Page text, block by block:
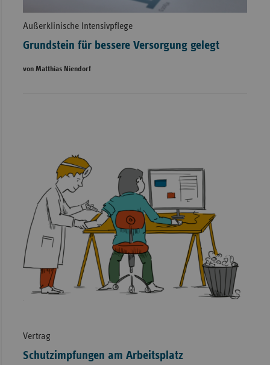
Außerklinische Intensivpflege
Grundstein für bessere Versorgung gelegt
von Matthias Niendorf
Vertrag
Schutzimpfungen am Arbeitsplatz